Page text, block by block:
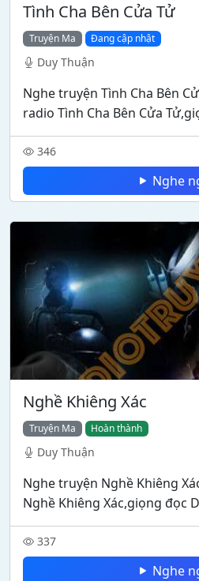
Tình Cha Bên Cửa Tử
Truyện Ma Đang cập nhật
Duy Thuận
Nghe truyện Tình Cha Bên
radio Tình Cha Bên Cửa
346
Nghe
Nghề Khiêng Xác
Truyện Ma Hoàn thành
Duy Thuận
Nghe truyện Nghề Khiêng
Nghề Khiêng Xác,giọng đọc
337
Nghe